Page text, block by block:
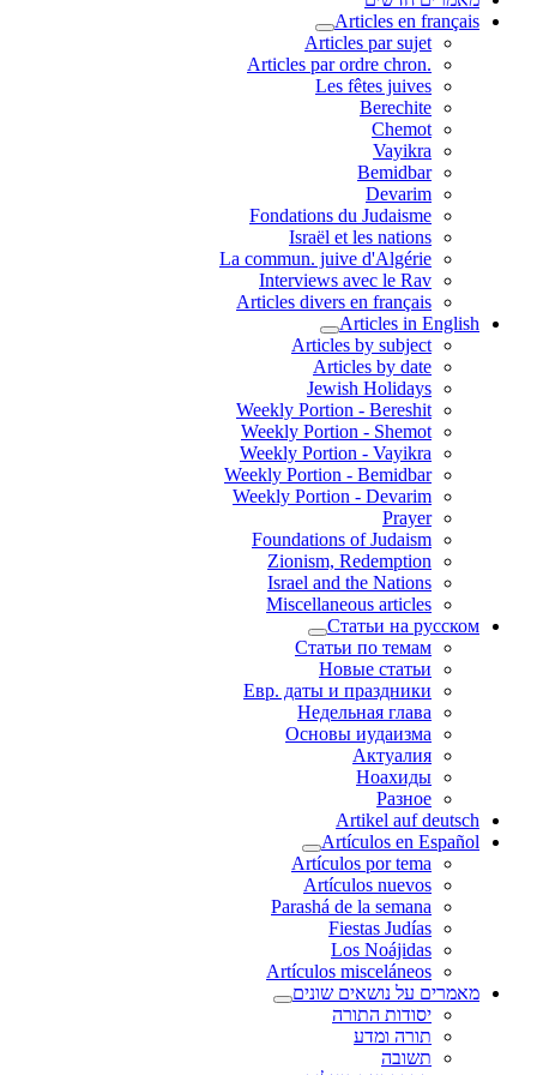
Articles en français
Articles par sujet
.Articles par ordre chron
Les fêtes juives
Berechite
Chemot
Vayikra
Bemidbar
Devarim
Fondations du Judaisme
Israël et les nations
La commun. juive d'Algérie
Interviews avec le Rav
Articles divers en français
Articles in English
Articles by subject
Articles by date
Jewish Holidays
Weekly Portion - Bereshit
Weekly Portion - Shemot
Weekly Portion - Vayikra
Weekly Portion - Bemidbar
Weekly Portion - Devarim
Prayer
Foundations of Judaism
Zionism, Redemption
Israel and the Nations
Miscellaneous articles
Статьи на русском
Статьи по темам
Новые статьи
Евр. даты и праздники
Недельная глава
Основы иудаизма
Актуалия
Ноахиды
Разное
Artikel auf deutsch
Artículos en Español
Artículos por tema
Artículos nuevos
Parashá de la semana
Fiestas Judías
Los Noájidas
Artículos misceláneos
מאמרים על נושאים שונים
יסודות התורה
תורה ומדע
תשובה